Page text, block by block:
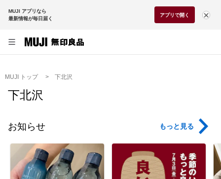
MUJI アプリなら
最新情報が毎日届く
アプリで開く
MUJI トップ 下北沢
下北沢
お知らせ もっと見る